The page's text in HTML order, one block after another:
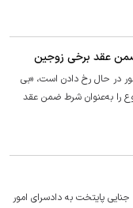
عقد برخی زوجین
در حال رخ دادن است، «بی
را به‌عنوان شرط ضمن عقد
پایتخت به دادسرای امور